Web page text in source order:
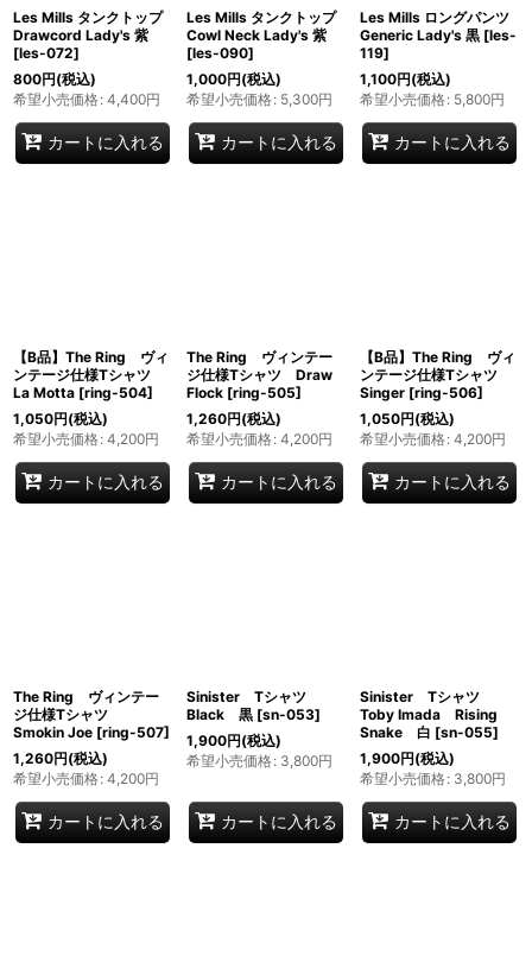
Les Mills タンクトップ
Drawcord Lady's 紫
[les-072]
800円(税込)
希望小売価格: 4,400円
カートに入れる
Les Mills タンクトップ
Cowl Neck Lady's 紫
[les-090]
1,000円(税込)
希望小売価格: 5,300円
カートに入れる
Les Mills ロングパンツ
Generic Lady's 黒 [les-
119]
1,100円(税込)
希望小売価格: 5,800円
カートに入れる
【B品】The Ring ヴィ
ンテージ仕様Tシャツ
La Motta [ring-504]
1,050円(税込)
希望小売価格: 4,200円
カートに入れる
The Ring ヴィンテー
ジ仕様Tシャツ Draw
Flock [ring-505]
1,260円(税込)
希望小売価格: 4,200円
カートに入れる
【B品】The Ring ヴィ
ンテージ仕様Tシャツ
Singer [ring-506]
1,050円(税込)
希望小売価格: 4,200円
カートに入れる
The Ring ヴィンテー
ジ仕様Tシャツ
Smokin Joe [ring-507]
1,260円(税込)
希望小売価格: 4,200円
カートに入れる
Sinister Tシャツ
Black 黒 [sn-053]
1,900円(税込)
希望小売価格: 3,800円
カートに入れる
Sinister Tシャツ
Toby Imada Rising
Snake 白 [sn-055]
1,900円(税込)
希望小売価格: 3,800円
カートに入れる